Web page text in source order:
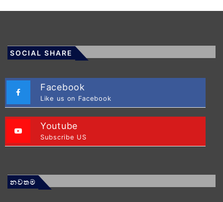
SOCIAL SHARE
Facebook
Like us on Facebook
Youtube
Subscribe US
නවතම